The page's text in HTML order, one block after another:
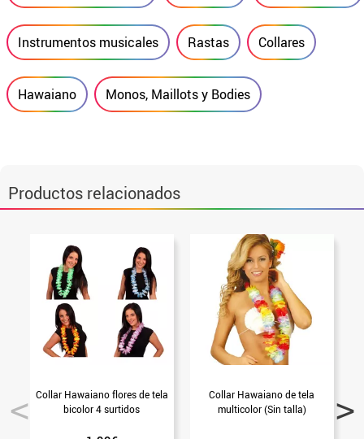
Instrumentos musicales Rastas Collares
Hawaiano Monos, Maillots y Bodies
Productos relacionados
Collar Hawaiano flores de tela
bicolor 4 surtidos
Collar Hawaiano de tela
multicolor (Sin talla)